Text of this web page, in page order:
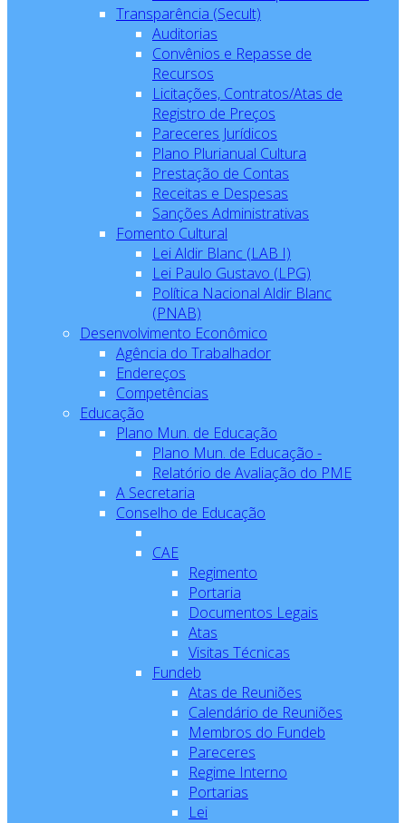
Transparência (Secult)
Auditorias
Convênios e Repasse de
Recursos
Licitações, Contratos/Atas de
Registro de Preços
Pareceres Jurídicos
Plano Plurianual Cultura
Prestação de Contas
Receitas e Despesas
Sanções Administrativas
Fomento Cultural
Lei Aldir Blanc (LAB I)
Lei Paulo Gustavo (LPG)
Política Nacional Aldir Blanc
(PNAB)
Desenvolvimento Econômico
Agência do Trabalhador
Endereços
Competências
Educação
Plano Mun. de Educação
Plano Mun. de Educação -
Relatório de Avaliação do PME
A Secretaria
Conselho de Educação
CAE
Regimento
Portaria
Documentos Legais
Atas
Visitas Técnicas
Fundeb
Atas de Reuniões
Calendário de Reuniões
Membros do Fundeb
Pareceres
Regime Interno
Portarias
Lei